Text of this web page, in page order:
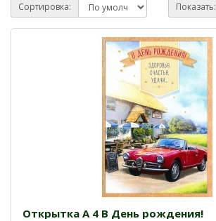
Сортировка: Показать:
Открытка А 4 В День рождения!